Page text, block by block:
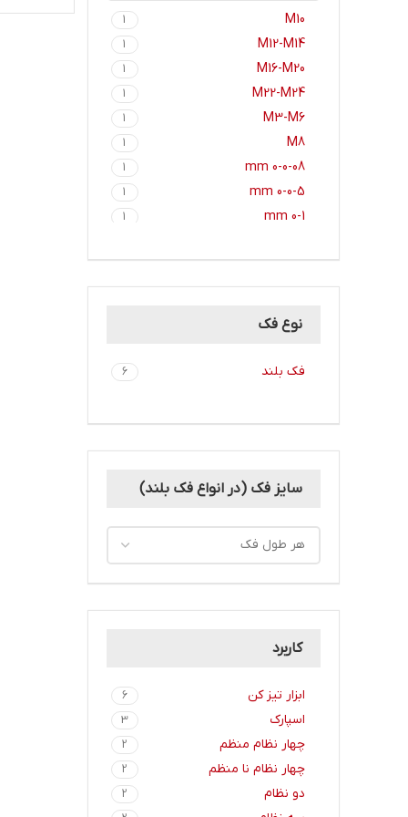
M10
1
M12-M14
1
M16-M20
1
M22-M24
1
M3-M6
1
M8
1
0-0-08 mm
1
0-0-5 mm
1
0-1 mm
1
0-1 mm 2201
0-10
1
0-10 mm
0-10 mm 8110
1
0-1000mm|0-60"
0-101-6 mm
0-12-7 mm
2
0-12-7 mm 1105
1
0-13
2
0-150
3
2
0-150milimeter
1
0-150mm
3
0-150mm|0-6"
8
2
نوع فک
فک بلند 6
سایز فک (در انواع فک بلند)
کاربرد
ابزار تیز کن 6
اسپارک 3
چهار نظام منظم 2
چهار نظام نا منظم 2
دو نظام 2